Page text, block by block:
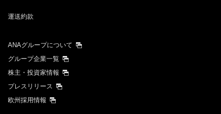
運送約款
ANAグループについて
グループ企業一覧
株主・投資家情報
プレスリリース
欧州採用情報